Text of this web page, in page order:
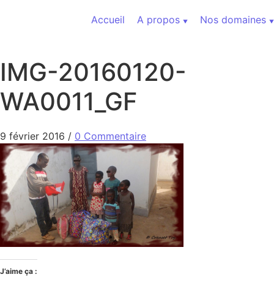
Accueil
A propos Nos domaines
IMG-20160120-
WA0011_GF
9 février 2016 / 0 Commentaire
J’aime ça :